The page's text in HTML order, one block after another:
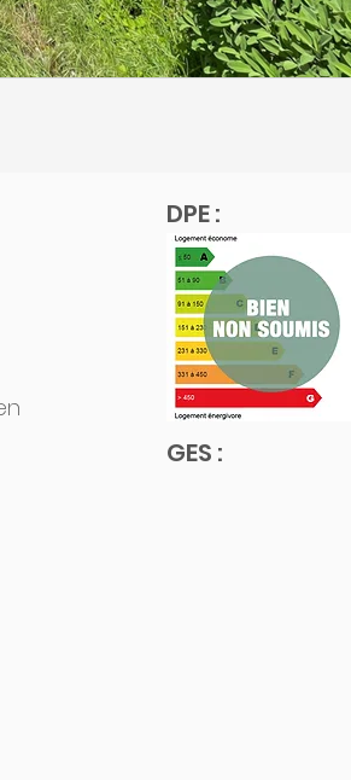
DPE :
GES :